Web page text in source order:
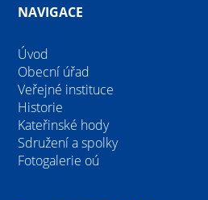
NAVIGACE
Úvod
Obecní úřad
Veřejné instituce
Historie
Kateřinské hody
Sdružení a spolky
Fotogalerie oú